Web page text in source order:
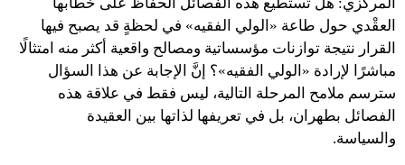
العقْدي حول طاعة «الولي الفقيه» في لحظةٍ قد يصبح فيها
القرار نتيجة توازنات مؤسساتية ومصالح واقعية أكثر منه امتثالًا
مباشرًا لإرادة «الولي الفقيه»؟ إنَّ الإجابة عن هذا السؤال
سترسم ملامح المرحلة التالية، ليس فقط في علاقة هذه
الفصائل بطهران، بل في تعريفها لذاتها بين العقيدة
والسياسة.